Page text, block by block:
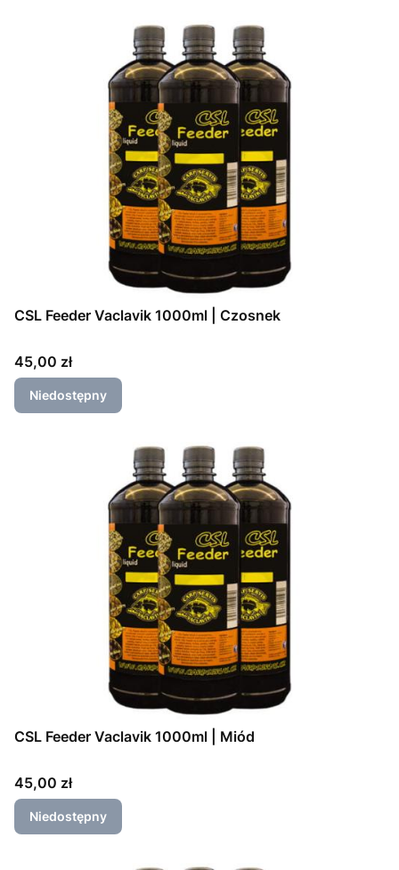
CSL Feeder Vaclavik 1000ml | Czosnek
Cena
45,00 zł
Niedostępny
CSL Feeder Vaclavik 1000ml | Miód
Cena
45,00 zł
Niedostępny